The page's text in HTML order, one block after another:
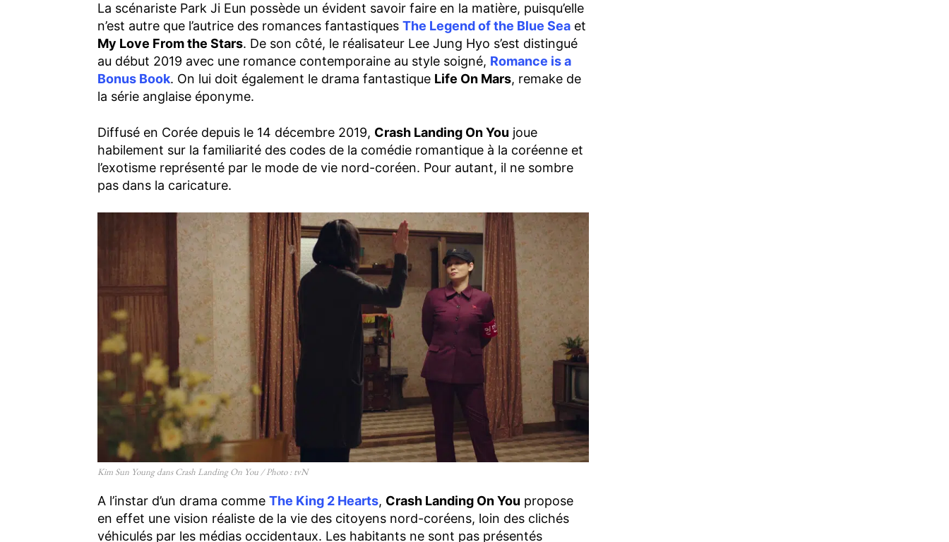
La scénariste Park Ji Eun possède un évident savoir faire en la matière, puisqu’elle
n’est autre que l’autrice des romances fantastiques The Legend of the Blue Sea et
My Love From the Stars. De son côté, le réalisateur Lee Jung Hyo s’est distingué
au début 2019 avec une romance contemporaine au style soigné, Romance is a
Bonus Book. On lui doit également le drama fantastique Life On Mars, remake de
la série anglaise éponyme.
Diffusé en Corée depuis le 14 décembre 2019, Crash Landing On You joue
habilement sur la familiarité des codes de la comédie romantique à la coréenne et
l’exotisme représenté par le mode de vie nord-coréen. Pour autant, il ne sombre
pas dans la caricature.
Kim Sun Young dans Crash Landing On You / Photo : tvN
A l’instar d’un drama comme The King 2 Hearts, Crash Landing On You propose
en effet une vision réaliste de la vie des citoyens nord-coréens, loin des clichés
véhiculés par les médias occidentaux. Les habitants ne sont pas présentés